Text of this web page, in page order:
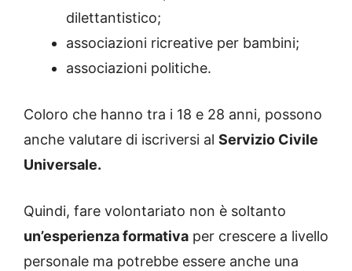
dilettantistico;
associazioni ricreative per bambini;
associazioni politiche.
Coloro che hanno tra i 18 e 28 anni, possono
anche valutare di iscriversi al Servizio Civile
Universale.
Quindi, fare volontariato non è soltanto
un’esperienza formativa per crescere a livello
personale ma potrebbe essere anche una